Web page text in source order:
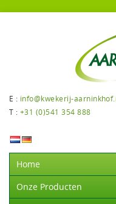
E : info@kwekerij-
T : +31 (0)541 354 888
Home
Onze Producten